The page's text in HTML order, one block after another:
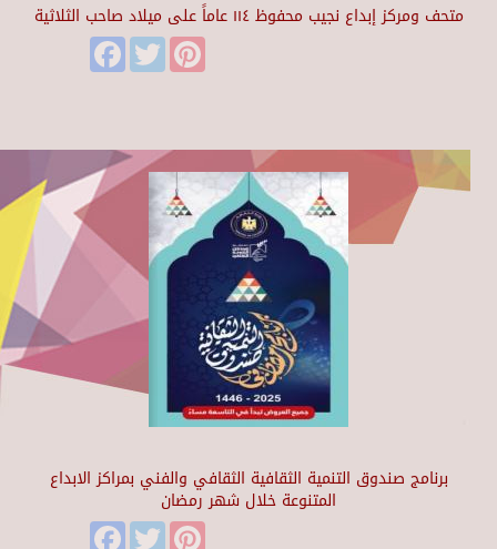
متحف ومركز إبداع نجيب محفوظ ١١٤ عاماً على ميلاد صاحب الثلاثية
FacebookTwitter
برنامج صندوق التنمية الثقافية الثقافي والفني بمراكز الابداع
المتنوعة خلال شهر رمضان
FacebookTwitter